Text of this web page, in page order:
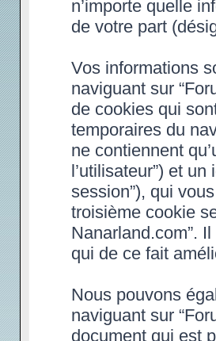
n’importe quelle
de votre part
Vos informations
naviguant sur
de cookies qui
temporaires du
ne contiennent
l’utilisateur”) et
session”), qui
troisième cookie
Nanarland.com”.
qui de ce fait
Nous pouvons
naviguant sur
document qui est